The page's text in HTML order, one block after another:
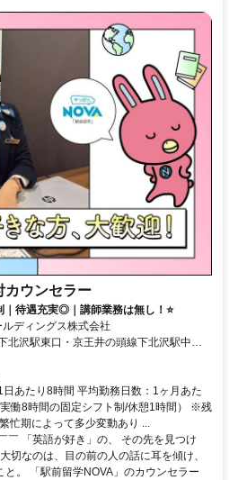
カウンセラー
｜待遇充実◎｜講師業務は無し！⭐
ディングス株式会社
北沢駅東口・京王井の頭線下北沢駅中央
を右折し直進、フレッシュネスバーガー
あたり8時間 平均勤務日数：1ヶ月あた
働8時間の固定シフト制/休憩1時間） ※残
忙期によって多少変動あり ...
「英語が好き」の、 その先を見つけ
切なのは、目の前の人の話に耳を傾け、
。 「駅前留学NOVA」のカウンセラー